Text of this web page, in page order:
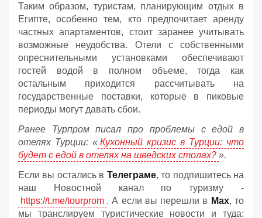
Таким образом, туристам, планирующим отдых в
Египте, особенно тем, кто предпочитает аренду
частных апартаментов, стоит заранее учитывать
возможные неудобства. Отели с собственными
опреснительными установками обеспечивают
гостей водой в полном объеме, тогда как
остальным приходится рассчитывать на
государственные поставки, которые в пиковые
периоды могут давать сбои.
Ранее Турпром писал про проблемы с едой в
отелях Турции: « Кухонный кризис в Турции: что
будет с едой в отелях на шведских столах? ».
Если вы остались в Телеграме, то подпишитесь на
наш Новостной канал по туризму -
https://t.me/tourprom . А если вы перешли в Мах, то
мы транслируем туристические новости и туда: